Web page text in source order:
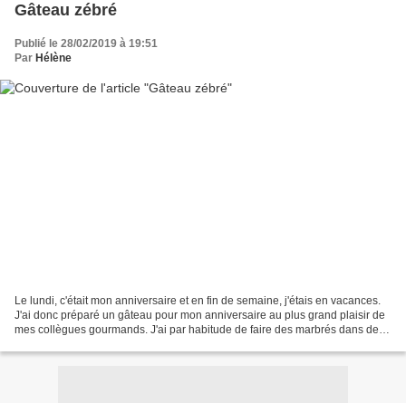
Gâteau zébré
Publié le 28/02/2019 à 19:51
Par Hélène
Le lundi, c'était mon anniversaire et en fin de semaine, j'étais en vacances.
J'ai donc préparé un gâteau pour mon anniversaire au plus grand plaisir de
mes collègues gourmands. J'ai par habitude de faire des marbrés dans des